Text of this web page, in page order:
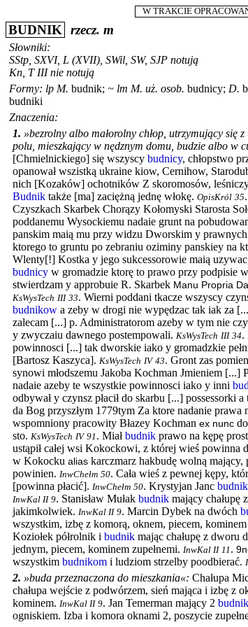
W TRAKCIE
BUDNIK rzecz. m
Słowniki:
SStp SXVI, L (XVII), SWil SW, SJP notują
Kn T IIInie notują
Formy: lp M. budnik; ~ lm M. uż. osob. budnicy; D.
budniki
Znaczenia:
1. »bezrolny albo małorolny chłop, utrzymujący się
polu, mieszkający w nędznym domu, budzie albo w
[Chmielnickiego] się wszyscy budnicy, chłopstwo
opanował wszistką ukraine kiow, Cernihow,
nich [Kozaków] ochotników Z skoromosów,
Budnik także [ma] zaciężną jednę włokę. OpisKról 35.
Czyszkach Skarbek Chorązy Kołomyski Starosta
poddanemu Wysockiemu nadaie grunt na
panskim maią mu przy widzu Dworskim y
ktorego to gruntu po zebraniu oziminy panskiey na
Wlenty[!] Kostka y jego sukcessorowie maią
budnicy w gromadzie ktorę to prawo przy podpisie
stwierdzam y approbuie R. Skarbek Manu Propria
KsWysTech III 33. Wierni poddani tkacze wszyscy
budnikow a zeby w drogi nie wypędzac tak iak za
zalecam [...] p. Administratorom azeby w tym nie
y zwyczaiu dawnego postempowali. KsWysTech III 34.
powinnosci [...] tak dworskie iako y gromadzkie
[Bartosz Kaszyca]. KsWysTech IV 43. Gront zas
synowi młodszemu Jakoba Kochman Jmieniem
nadaie azeby te wszystkie powinnosci iako y inni
odbywał y czynsz płacił do skarbu [...] possessorki
da Bog przyszłym 1779tym Za ktore nadanie
wspomniony pracowity Błazey Kochman ex nunc
sto. KsWysTech IV 91 . Miałbudnik prawo na kępę
ustąpił całej wsi Kokockowi, z której wieś powinna
w Kokocku alias karczmarz hakbudę wolną
powinien. InwChełm 50. Cała wieś z pewnej kępy,
[powinna płacić]. InwChełm 50. Krystyjan Janc budnik
InwKal II 9. Stanisław Mułak budnik mający chałupę
jakimkolwiek. InwKal II 9. Marcin Dybek na dwóch
wszystkim, izbę z komorą, oknem, piecem,
Koziołek półrolnik i budnik mając chałupę z dworu
jednym, piecem, kominem zupełnemi. InwKal II 11 .
wszystkim budnikom i ludziom strzelby poodbierać.
2. »buda przeznaczona do mieszkania«: Chałupa
chałupa wejście z podwórzem, sień mająca i izbę z
kominem. InwKal II 9. Jan Temerman mający 2
ogniskiem. Izba i komora oknami 2, poszycie